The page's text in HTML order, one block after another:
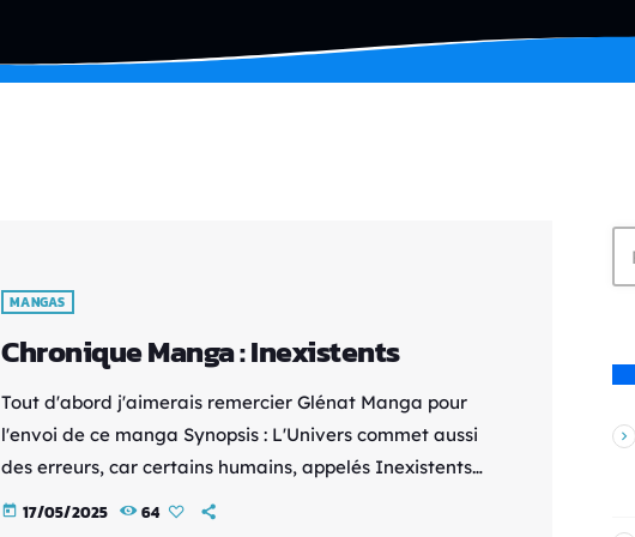
MANGAS
Chronique Manga : Inexistents
Tout d'abord j'aimerais remercier Glénat Manga pour
l'envoi de ce manga Synopsis : L'Univers commet aussi
des erreurs, car certains humains, appelés Inexistents,
ne sont pas censés exister. C'est le cas de Tsugumi,
today 17/05/2025 64